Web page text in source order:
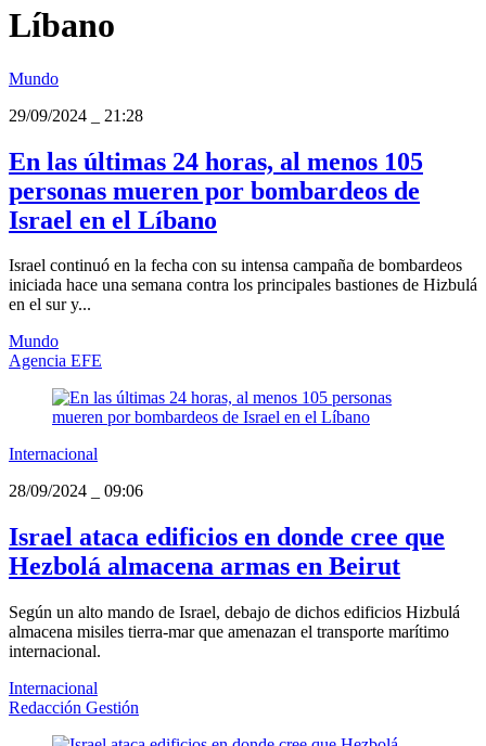
Líbano
Mundo
29/09/2024
21:28
En las últimas 24 horas, al menos 105
personas mueren por bombardeos de
Israel en el Líbano
Israel continuó en la fecha con su intensa campaña de bombardeos
iniciada hace una semana contra los principales bastiones de Hizbulá
en el sur y...
Mundo
Agencia EFE
Internacional
28/09/2024
09:06
Israel ataca edificios en donde cree que
Hezbolá almacena armas en Beirut
Según un alto mando de Israel, debajo de dichos edificios Hizbulá
almacena misiles tierra-mar que amenazan el transporte marítimo
internacional.
Internacional
Redacción Gestión